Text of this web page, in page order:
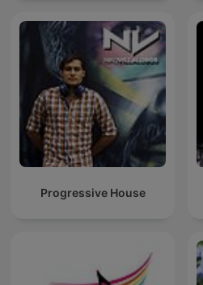
Progressive House